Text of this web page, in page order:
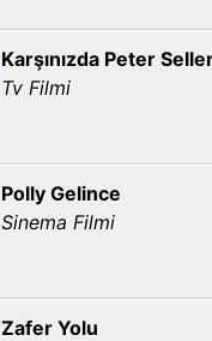
Karşınızda Peter
Tv Filmi
Polly Gelince
Sinema Filmi
Zafer Yolu